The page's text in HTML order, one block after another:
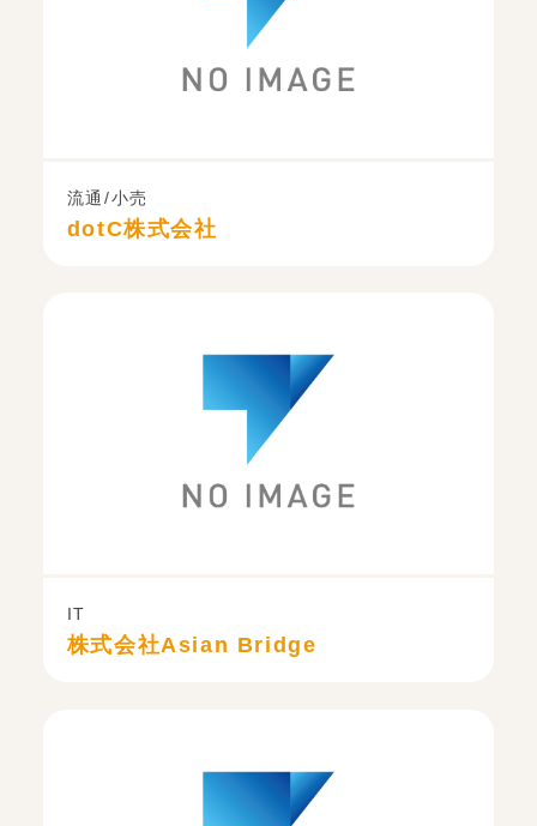
流通/小売
dotC株式会社
IT
株式会社Asian Bridge